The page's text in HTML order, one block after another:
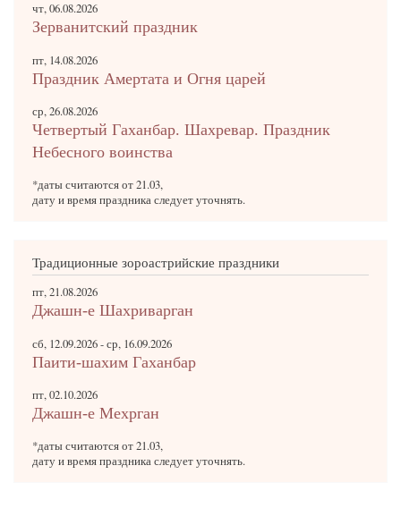
чт, 06.08.2026
Зерванитский праздник
пт, 14.08.2026
Праздник Амертата и Огня царей
ср, 26.08.2026
Четвертый Гаханбар. Шахревар. Праздник
Небесного воинства
*даты считаются от 21.03,
дату и время праздника следует уточнять.
Традиционные зороастрийские праздники
пт, 21.08.2026
Джашн-е Шахриварган
сб, 12.09.2026-ср, 16.09.2026
Паити-шахим Гаханбар
пт, 02.10.2026
Джашн-е Мехрган
*даты считаются от 21.03,
дату и время праздника следует уточнять.